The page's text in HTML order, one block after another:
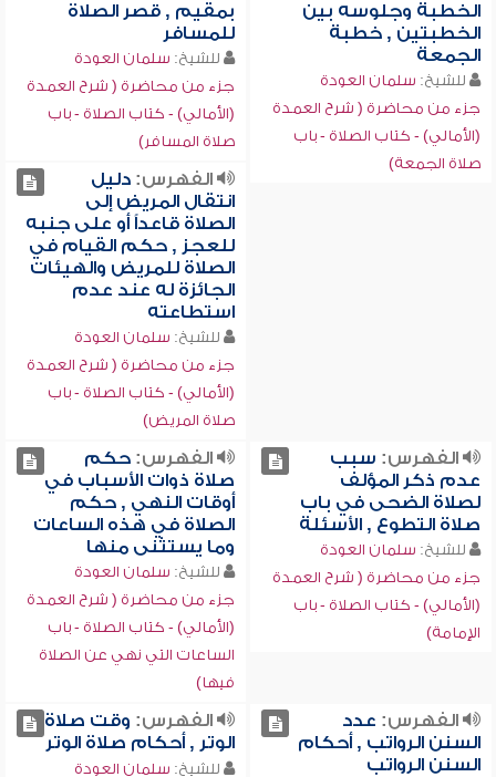
الخطبة وجلوسه بين
الخطبتين , خطبة
الجمعة
للشيخ: سلمان العودة
جزء من محاضرة ( شرح العمدة
(الأمالي) - كتاب الصلاة - باب
صلاة الجمعة)
بمقيم , قصر الصلاة
للمسافر
للشيخ: سلمان العودة
جزء من محاضرة ( شرح العمدة
(الأمالي) - كتاب الصلاة - باب
صلاة المسافر)
الفهرس:دليل
انتقال المريض إلى
الصلاة قاعداً أو على جنبه
للعجز , حكم القيام في
الصلاة للمريض والهيئات
الجائزة له عند عدم
استطاعته
للشيخ: سلمان العودة
جزء من محاضرة ( شرح العمدة
(الأمالي) - كتاب الصلاة - باب
صلاة المريض)
الفهرس: سبب
عدم ذكر المؤلف
لصلاة الضحى في باب
صلاة التطوع , الأسئلة
للشيخ: سلمان العودة
جزء من محاضرة ( شرح العمدة
(الأمالي) - كتاب الصلاة - باب
الإمامة)
الفهرس:حكم
صلاة ذوات الأسباب في
أوقات النهي , حكم
الصلاة في هذه الساعات
وما يستثنى منها
للشيخ: سلمان العودة
جزء من محاضرة ( شرح العمدة
(الأمالي) - كتاب الصلاة - باب
الساعات التي نهي عن الصلاة
فيها)
الفهرس: عدد
السنن الرواتب , أحكام
السنن الرواتب
الفهرس: وقت صلاة
الوتر , أحكام صلاة الوتر
للشيخ: سلمان العودة